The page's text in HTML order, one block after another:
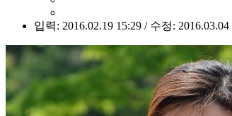
입력: 2016.02.19 15:29 / 수정: 2016.03.04